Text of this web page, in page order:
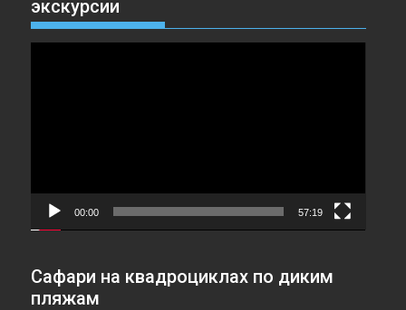
экскурсии
00:00 57:19
Сафари на квадроциклах по диким
пляжам